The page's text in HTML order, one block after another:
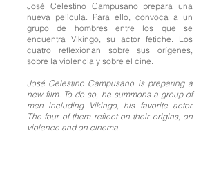
José Celestino Campusano prepara una
nueva película. Para ello, convoca a un
grupo de hombres entre los que se
encuentra Vikingo, su actor fetiche. Los
cuatro reflexionan sobre sus orígenes,
sobre la violencia y sobre el cine.
José Celestino Campusano is preparing a
new film. To do so, he summons a group of
men including Vikingo, his favorite actor.
The four of them reflect on their origins, on
violence and on cinema.